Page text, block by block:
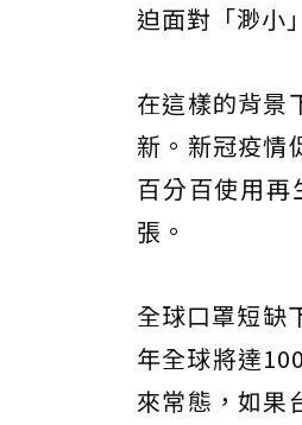
迫面對「渺小
在這樣的背景
新。新冠疫情
百分百使用
張。
全球口罩短缺
年全球將達
來常態，如果